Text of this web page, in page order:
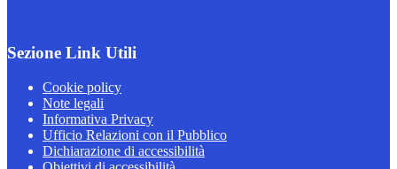
Sezione Link Utili
Cookie policy
Note legali
Informativa Privacy
Ufficio Relazioni con il Pubblico
Dichiarazione di accessibilità